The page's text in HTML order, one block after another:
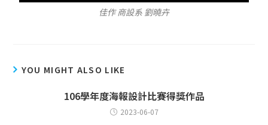
佳作 商設系 劉曉卉
YOU MIGHT ALSO LIKE
106學年度海報設計比賽得獎作品
2023-06-07